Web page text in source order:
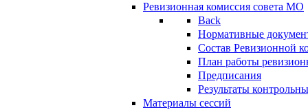
Ревизионная комиссия совета МО
Back
Нормативные
Состав Ревизионной
План работы
Предписания
Результаты
Материалы сессий